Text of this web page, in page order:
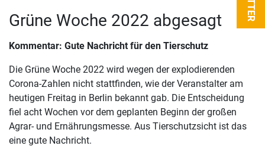
Grüne Woche 2022 abgesagt
Kommentar: Gute Nachricht für den Tierschutz
Die Grüne Woche 2022 wird wegen der explodierenden
Corona-Zahlen nicht stattfinden, wie der Veranstalter am
heutigen Freitag in Berlin bekannt gab. Die Entscheidung
fiel acht Wochen vor dem geplanten Beginn der großen
Agrar- und Ernährungsmesse. Aus Tierschutzsicht ist das
eine gute Nachricht.